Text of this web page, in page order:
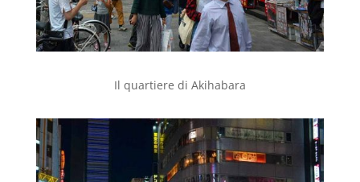
Il quartiere di Akihabara